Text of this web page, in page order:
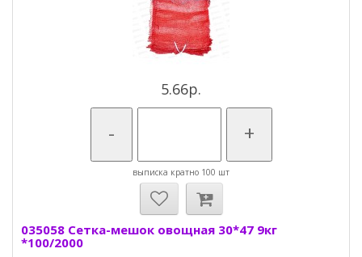
5.66р.
- +
выписка кратно 100 шт
035058 Сетка-мешок овощная 30*47 9кг
*100/2000